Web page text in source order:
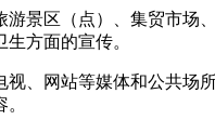
游景区（点）、集贸市场
方面的宣传。
视、网站等媒体和公共场